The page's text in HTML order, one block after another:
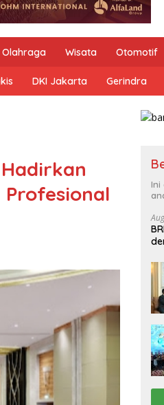
Olahraga Wisata Otomotif
DKI Jakarta Gerindra
Ini